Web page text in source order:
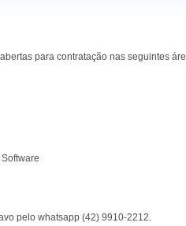
para contratação nas seguintes
pelo whatsapp (42) 9910-2212.